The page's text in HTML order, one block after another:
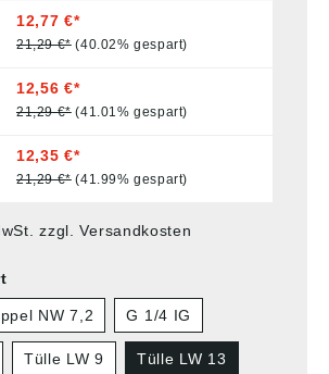
12,77 €*
21,29 €* (40.02% gespart)
12,56 €*
21,29 €* (41.01% gespart)
12,35 €*
21,29 €* (41.99% gespart)
zzgl. Versandkosten
NW 7,2 G 1/4 IG
Tülle LW 9 Tülle LW 13